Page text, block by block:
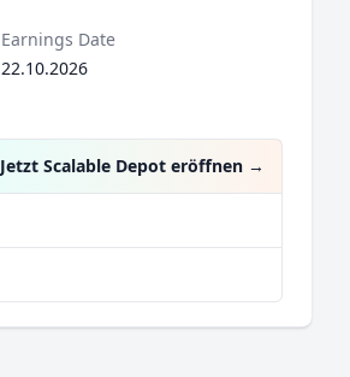
Earnings Date
22.10.2026
Jetzt Scalable Depot eröffnen →